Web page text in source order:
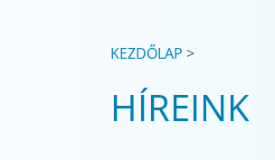
KEZDŐLAP
HÍREINK